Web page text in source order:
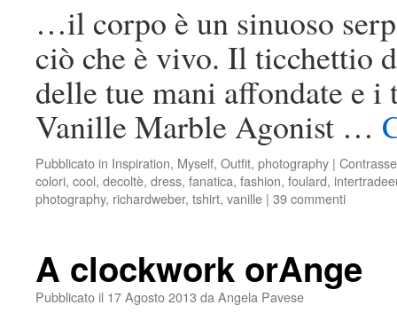
…il corpo è un sinuoso
ciò che è vivo. Il ticchettio
delle tue mani affondate e
Vanille Marble Agonist …
Pubblicato in Inspiration, Myself, Outfit, photography |
colori, cool, decoltè, dress, fanatica, fashion, foulard,
photography, richardweber, tshirt, vanille | 39 commenti
A clockwork orAnge
Pubblicato il 17 Agosto 2013 da Angela Pavese